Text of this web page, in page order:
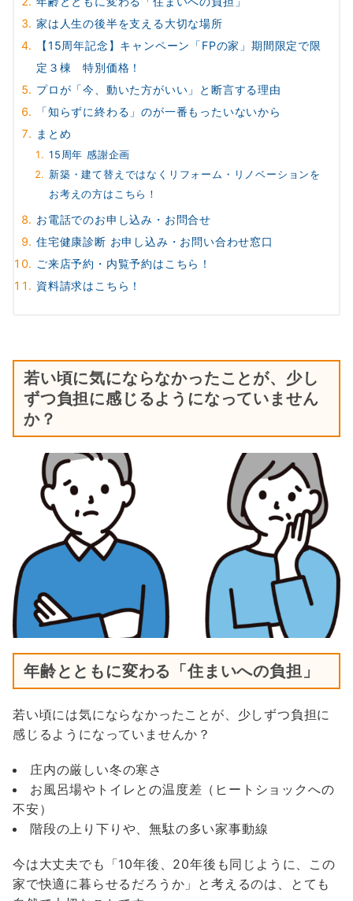
家は人生の後半を支える大切な場所
【15周年記念】キャンペーン「FPの家」期間限定で限
定３棟 特別価格！
プロが「今、動いた方がいい」と断言する理由
「知らずに終わる」のが一番もったいないから
まとめ
15周年 感謝企画
新築・建て替えではなくリフォーム・リノベーションを
お考えの方はこちら！
お電話でのお申し込み・お問合せ
住宅健康診断 お申し込み・お問い合わせ窓口
ご来店予約・内覧予約はこちら！
資料請求はこちら！
若い頃に気にならなかったことが、少し
ずつ負担に感じるようになっていません
か？
年齢とともに変わる「住まいへの負担」
若い頃には気にならなかったことが、少しずつ負担に
感じるようになっていませんか？
庄内の厳しい冬の寒さ
お風呂場やトイレとの温度差（ヒートショックへの
不安）
階段の上り下りや、無駄の多い家事動線
今は大丈夫でも「10年後、20年後も同じように、この
家で快適に暮らせるだろうか」と考えるのは、とても